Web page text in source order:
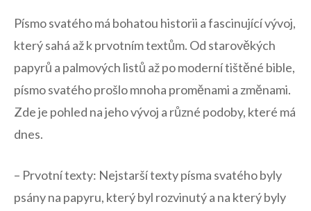
Písmo svatého má⁢ bohatou​ historii⁢ a ⁣fascinující ⁤vývoj,
který⁣ sahá až k prvotním textům. ‍Od starověkých
papyrů a palmových ‌listů až po moderní tištěné bible,
písmo svatého prošlo mnoha proměnami ⁤a změnami.
Zde je pohled na⁤ jeho vývoj⁤ a různé podoby, které má
dnes.
– Prvotní texty:⁤ Nejstarší texty písma svatého byly
‍psány na papyru,⁢ který byl rozvinutý​ a na který byly‍